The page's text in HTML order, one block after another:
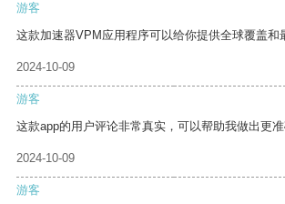
游客
这款加速器VPM应用程序可以给你提供全球覆盖和
2024-10-09
游客
这款app的用户评论非常真实，可以帮助我做出更准
2024-10-09
游客